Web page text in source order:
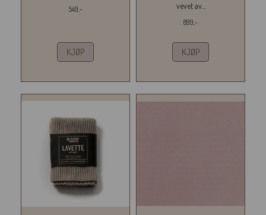
549,-
KJØP
vevet av...
899,-
KJØP